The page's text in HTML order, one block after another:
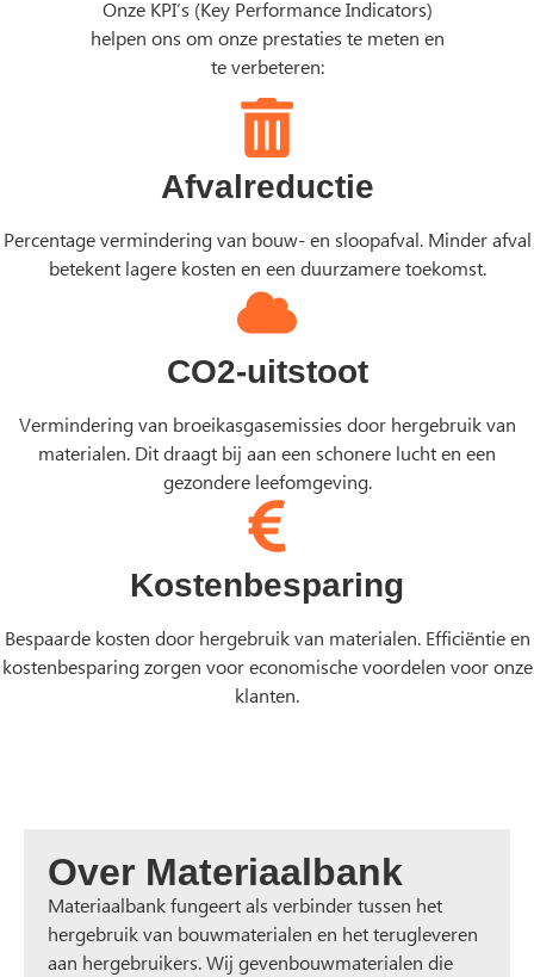
Onze KPI’s (Key Performance Indicators)
helpen ons om onze prestaties te meten en
te verbeteren:
Afvalreductie
Percentage vermindering van bouw- en sloopafval. Minder afval
betekent lagere kosten en een duurzamere toekomst.
CO2-uitstoot
Vermindering van broeikasgasemissies door hergebruik van
materialen. Dit draagt bij aan een schonere lucht en een
gezondere leefomgeving.
Kostenbesparing
Bespaarde kosten door hergebruik van materialen. Efficiëntie en
kostenbesparing zorgen voor economische voordelen voor onze
klanten.
Over Materiaalbank
Materiaalbank fungeert als verbinder tussen het
hergebruik van bouwmaterialen en het terugleveren
aan hergebruikers. Wij gevenbouwmaterialen die